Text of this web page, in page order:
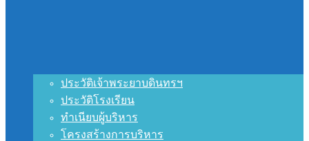
ประวัติเจ้าพระยาบดินทรฯ
ประวัติโรงเรียน
ทำเนียบผู้บริหาร
โครงสร้างการบริหาร